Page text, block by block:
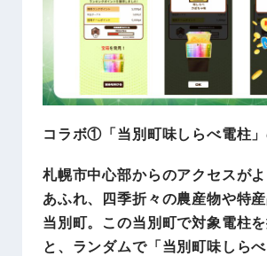
コラボ①「当別町味しらべ電柱
札幌市中心部からのアクセスが
あふれ、四季折々の農産物や特
当別町。この当別町で対象電柱
と、ランダムで「当別町味しら